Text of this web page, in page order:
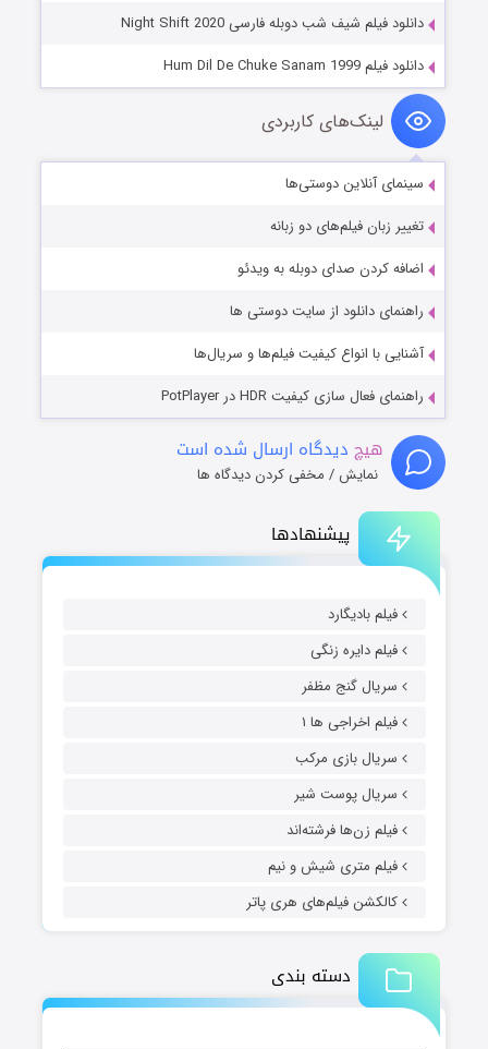
پیشنهادها
فیلم بادیگارد
فیلم دایره زنگی
سریال گنج مظفر
فیلم اخراجی ها ۱
سریال بازی مرکب
سریال پوست شیر
فیلم زن‌ها فرشته‌اند
فیلم متری شیش و نیم
کالکشن فیلم‌های هری پاتر
دسته بندی
دانلود فیلم شیف شب دوبله فارسی Night Shift 2020
دانلود فیلم Hum Dil De Chuke Sanam 1999
لینک‌های کاربردی
سینمای آنلاین دوستی‌ها
تغییر زبان فیلم‌های دو زبانه
اضافه کردن صدای دوبله به ویدئو
راهنمای دانلود از سایت دوستی ها
آشنایی با انواع کیفیت فیلم‌ها و سریال‌ها
راهنمای فعال سازی کیفیت HDR در PotPlayer
هیچ دیدگاه ارسال شده است
نمایش / مخفی کردن دیدگاه ها